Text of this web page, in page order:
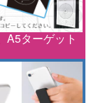
A5ターゲット